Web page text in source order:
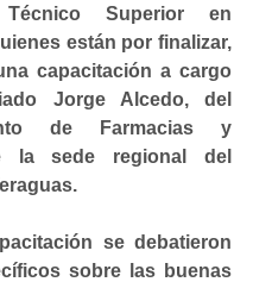
Superior en
están por finalizar,
capacitación a cargo
Jorge Alcedo, del
de Farmacias y
la sede regional del
se debatieron
sobre las buenas